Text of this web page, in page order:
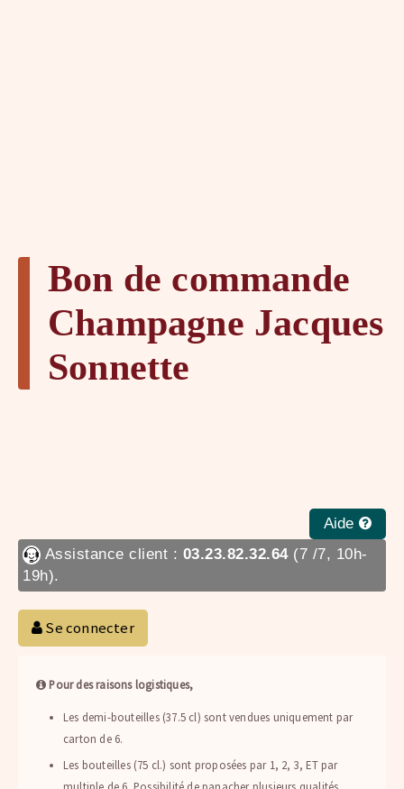
Bon de commande
Champagne Jacques
Sonnette
Aide
Assistance client : 03.23.82.32.64(7 /7, 10h-
19h).
Se connecter
Pour des raisons logistiques,
Les demi-bouteilles (37.5 cl) sont vendues uniquement par
carton de 6.
Les bouteilles (75 cl.) sont proposées par 1, 2, 3, ET par